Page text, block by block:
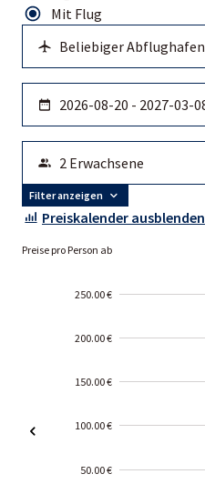
Mit Flug
Filter anzeigen
Preiskalender ausblenden
Preise pro Person ab
250.00 €
200.00 €
150.00 €
100.00 €
50.00 €